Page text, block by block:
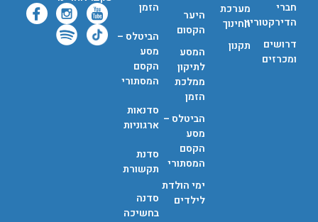
חברי
הדירקטוריון
דרושים
ומכרזים
מערכת
החינוך
תקנון
היער
הקסום
המסע
לתיקון
ממלכת
הזמן
הביטלס –
מסע
הקסם
המסתורי
ימי הולדת
לילדים
הזמן
הביטלס –
מסע
הקסם
המסתורי
סדנאות
ארגוניות
סדנת
תקשורת
סדנה
בחשיכה